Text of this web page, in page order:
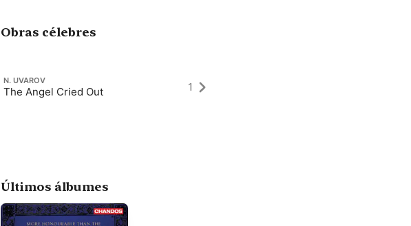
Obras célebres
N. UVAROV
The Angel Cried Out 1
Últimos álbumes